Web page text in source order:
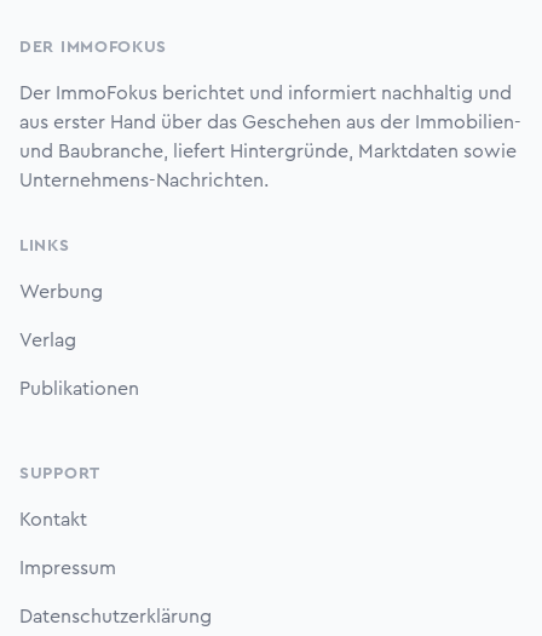
DER IMMOFOKUS
Der ImmoFokus berichtet und informiert nachhaltig und
aus erster Hand über das Geschehen aus der Immobilien-
und Baubranche, liefert Hintergründe, Marktdaten sowie
Unternehmens-Nachrichten.
LINKS
Werbung
Verlag
Publikationen
SUPPORT
Kontakt
Impressum
Datenschutzerklärung